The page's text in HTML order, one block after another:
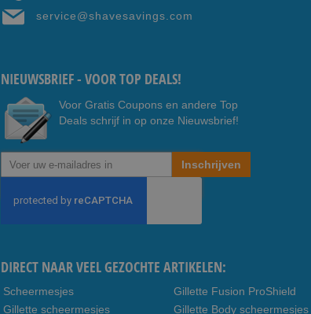
service@shavesavings.com
NIEUWSBRIEF - VOOR TOP DEALS!
Voor Gratis Coupons en andere Top
Deals schrijf in op onze Nieuwsbrief!
Abonneer
u
onze
Inschrijven
DIRECT NAAR VEEL GEZOCHTE ARTIKELEN:
Scheermesjes
Gillette scheermesjes
Gillette Fusion ProShield
Gillette Body scheermesjes